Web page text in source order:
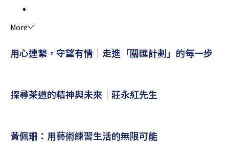
More
用心連繫，守望有情｜走進「關匯計劃」的每一步
探尋茶道的精神與未來｜莊永紅先生
黃佩珊：用藝術練習生活的無限可能